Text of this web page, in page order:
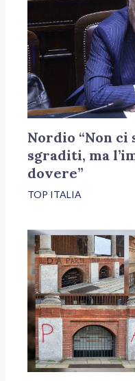
Nordio “Non
sgraditi, ma
dovere”
TOP ITALIA